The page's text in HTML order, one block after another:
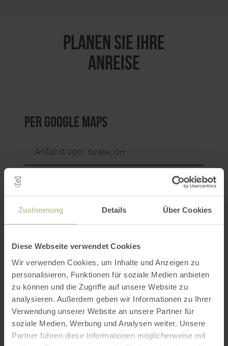
Zustimmung Details Über Cookies
Diese Webseite verwendet Cookies
Wir verwenden Cookies, um Inhalte und Anzeigen zu
personalisieren, Funktionen für soziale Medien anbieten
zu können und die Zugriffe auf unsere Website zu
analysieren. Außerdem geben wir Informationen zu Ihrer
Verwendung unserer Website an unsere Partner für
soziale Medien, Werbung und Analysen weiter. Unsere
Partner führen diese Informationen möglicherweise mit
PLANEN SIE IHRE
ANREISE
per Google Maps
Anfahrt von:
ROUTE PLANEN
Weitere Veranstaltungen